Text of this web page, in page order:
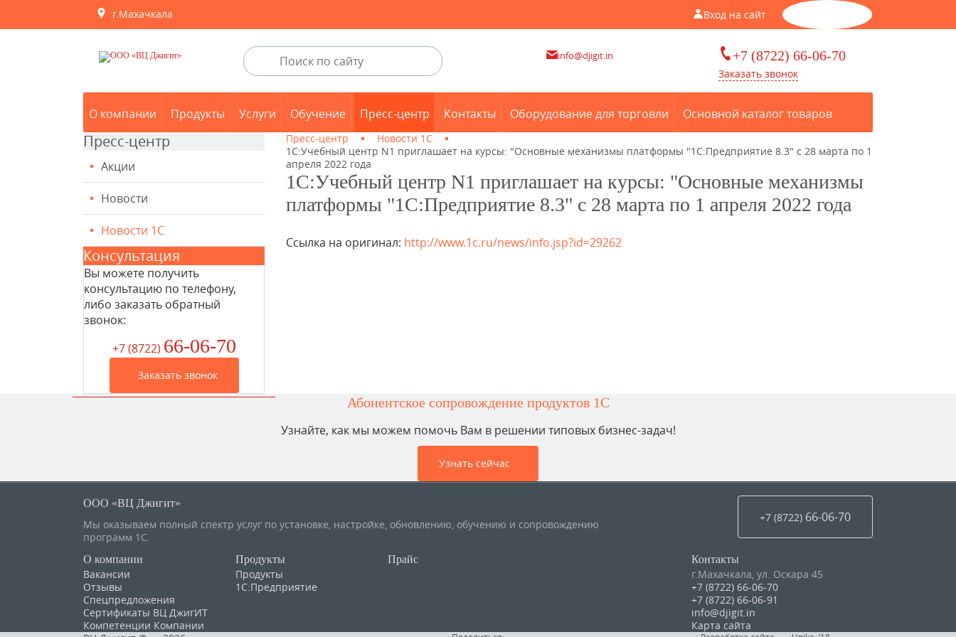
г.Махачкала Вход на сайт
info@djigit.in +7 (8722) 66-06-70
Заказать звонок
О компании Продукты Услуги Обучение Пресс-центр Контакты Оборудование для торговли Основной каталог товаров
Пресс-центр
Акции
Новости
Новости 1С
Консультация
Вы можете получить
консультацию по телефону,
либо заказать обратный
звонок:
+7 (8722) 66-06-70
Заказать звонок
Пресс-центр
Новости 1С
1С:Учебный центр N1 приглашает на курсы: "Основные механизмы платформы "1С:Предприятие 8.3" с 28 марта по 1
апреля 2022 года
1С:Учебный центр N1 приглашает на курсы: "Основные механизмы
платформы "1С:Предприятие 8.3" с 28 марта по 1 апреля 2022 года
Ссылка на оригинал: http://www.1c.ru/news/info.jsp?id=29262
Абонентское сопровождение продуктов 1C
Узнайте, как мы можем помочь Вам в решении типовых бизнес-задач!
Узнать сейчас
ООО «ВЦ Джигит»
Мы оказываем полный спектр услуг по установке, настройке, обновлению, обучению и сопровождению
программ 1С.
+7 (8722) 66-06-70
О компании
Вакансии
Отзывы
Спецпредложения
Сертификаты ВЦ ДжигИТ
Компетенции Компании
Продукты
Продукты
1С:Предприятие
Прайс Контакты
г.Махачкала, ул. Оскара 45
+7 (8722) 66-06-70
+7 (8722) 66-06-91
info@djigit.in
Карта сайта